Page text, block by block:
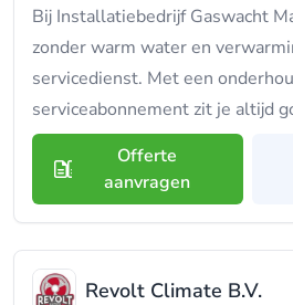
Bij Installatiebedrijf Gaswacht
zonder warm water en
servicedienst. Met een
serviceabonnement zit je altijd
Offerte
aanvragen
Revolt Climate B.V.